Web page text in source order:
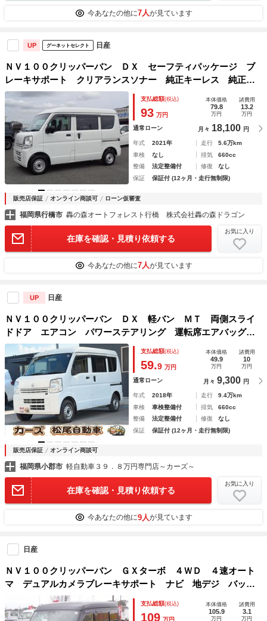
今あなたの他に7人が見ています
UP グーネットセレクト 日産
ＮＶ１００クリッパーバン ＤＸ セーフティパッケージ ブ
レーキサポート クリアランスソナー 純正キーレス 純正ラ
ジオ
支払総額(税込)
93 万円
本体価格
79.8
万円
諸費用
13.2
万円
通常ローン 月々 18,100 円
年式 2021年 走行
5.6万km
車検
なし 排気
660cc
整備
法定整備付 修復
なし
保証
保証付 (12ヶ月・走行無制限)
販売店保証 オンライン商談可 ローン仮審査
福岡県行橋市 轟の森オートフォレスト行橋 株式会社轟の森ドラゴン
在庫を確認・見積り依頼する
お気に入り
今あなたの他に7人が見ています
UP 日産
ＮＶ１００クリッパーバン ＤＸ 軽バン ＭＴ 両側スライ
ドドア エアコン パワーステアリング 運転席エアバッグ
助手席エアバッグ
支払総額(税込)
59.9 万円
本体価格
49.9
万円
諸費用
10
万円
通常ローン 月々 9,300 円
年式 2018年 走行
9.4万km
車検
車検整備付 排気
660cc
整備
法定整備付 修復
なし
保証
保証付 (12ヶ月・走行無制限)
販売店保証 オンライン商談可
福岡県小郡市 軽自動車３９．８万円専門店～カーズ～
在庫を確認・見積り依頼する
お気に入り
今あなたの他に9人が見ています
日産
ＮＶ１００クリッパーバン ＧＸターボ ４ＷＤ ４速オート
マ デュアルカメラブレーキサポート ナビ 地デジ バック
カメラ Ｂｌｕｅｔｏｏｔｈ ＥＴＣ ドラレコ １２インチ
ＡＷ 電格ミラー リヤヒーター キーレス リヤスポ
支払総額(税込)
109 万円
本体価格
105.9
万円
諸費用
3.1
万円